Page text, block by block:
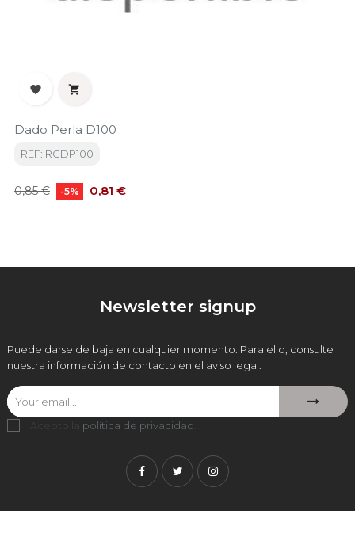
 
Dado Perla D100
REF: RGDP100
Precio
0,85 € -5% Precio
0,81 €
Newsletter signup
Puede darse de baja en cualquier momento. Para ello, consulte
nuestra información de contacto en el aviso legal.
Acepto la política de privacidad
FacebookTwitterInstagram